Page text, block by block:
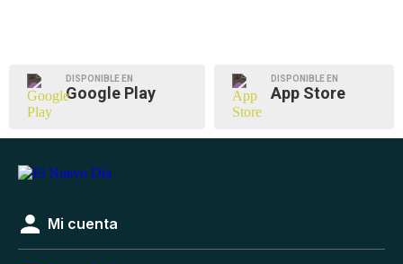
DISPONIBLE EN
Google Play
DISPONIBLE EN
App Store
Mi cuenta